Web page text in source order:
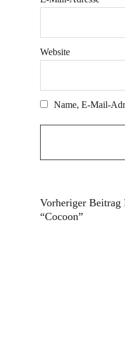
Website
Name, E-Mail-
Vorheriger Beitrag
“Cocoon”